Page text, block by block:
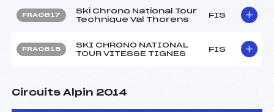
FRA0617
Ski Chrono National Tour
Technique Val Thorens
FIS
FRA0615
SKI CHRONO NATIONAL
TOUR VITESSE TIGNES
FIS
Circuits Alpin 2014